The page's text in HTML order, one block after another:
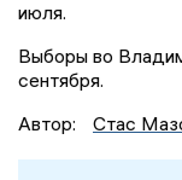
июля.
Выборы во
сентября.
Автор:
Стас